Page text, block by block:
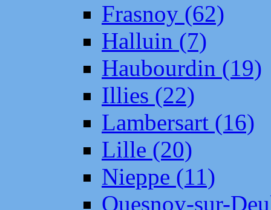
Frasnoy (62)
Halluin (7)
Haubourdin (19)
Illies (22)
Lambersart (16)
Lille (20)
Nieppe (11)
Quesnoy-sur-